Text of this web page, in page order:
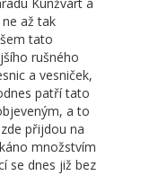
Kunžvart a
až tak
tato
rušného
a vesniček,
patří tato
a to
přijdou na
množstvím
se dnes již bez